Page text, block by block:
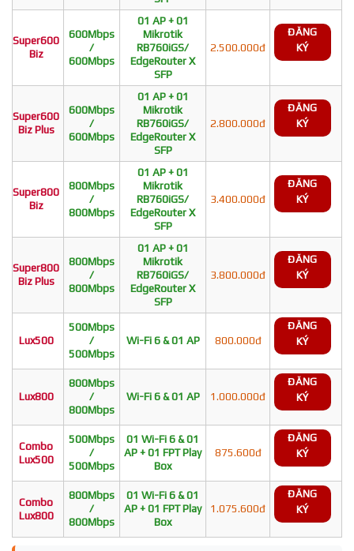
Super600
Biz
600Mbps
/
600Mbps
01 AP + 01
Mikrotik
RB760iGS/
EdgeRouter X
SFP
2.500.000đ
ĐĂNG
KÝ
Super600
Biz Plus
600Mbps
/
600Mbps
01 AP + 01
Mikrotik
RB760iGS/
EdgeRouter X
SFP
2.800.000đ
ĐĂNG
KÝ
Super800
Biz
800Mbps
/
800Mbps
01 AP + 01
Mikrotik
RB760iGS/
EdgeRouter X
SFP
3.400.000đ
ĐĂNG
KÝ
Super800
Biz Plus
800Mbps
/
800Mbps
01 AP + 01
Mikrotik
RB760iGS/
EdgeRouter X
SFP
3.800.000đ
ĐĂNG
KÝ
Lux500
500Mbps
/
500Mbps
Wi-Fi 6 & 01 AP 800.000đ
ĐĂNG
KÝ
Lux800
800Mbps
/
800Mbps
Wi-Fi 6 & 01 AP 1.000.000đ
ĐĂNG
KÝ
Combo
Lux500
500Mbps
/
500Mbps
01 Wi-Fi 6 & 01
AP + 01 FPT Play
Box
875.600đ
ĐĂNG
KÝ
Combo
Lux800
800Mbps
/
800Mbps
01 Wi-Fi 6 & 01
AP + 01 FPT Play
Box
1.075.600đ
ĐĂNG
KÝ